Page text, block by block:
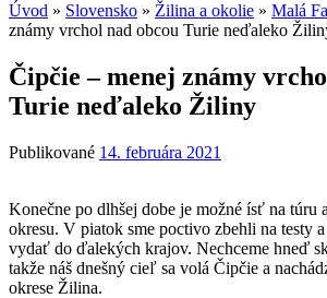
Úvod » Slovensko » Žilina a okolie » Malá
známy vrchol nad obcou Turie neďaleko
Čipčie – menej známy
Turie neďaleko Žiliny
Publikované 14. februára 2021
Konečne po dlhšej dobe je možné ísť na túru
okresu. V piatok sme poctivo zbehli na testy
vydať do ďalekých krajov. Nechceme hneď
takže náš dnešný cieľ sa volá Čipčie a
okrese Žilina.